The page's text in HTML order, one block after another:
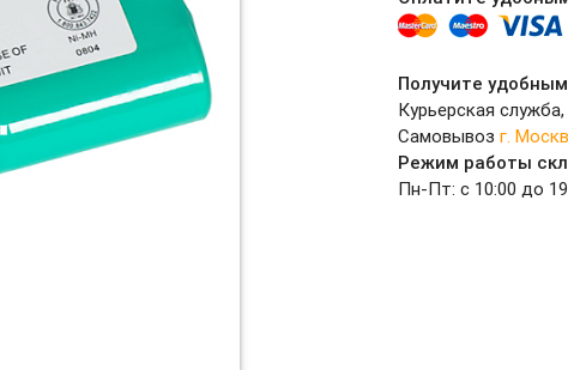
Получите
Курьерская
Самовывоз г.
Режим работы
Пн-Пт: с 10:00 до